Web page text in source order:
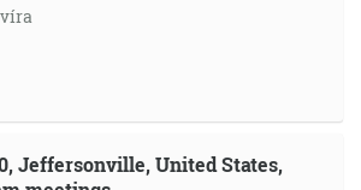
víra
Jeffersonville, United States,